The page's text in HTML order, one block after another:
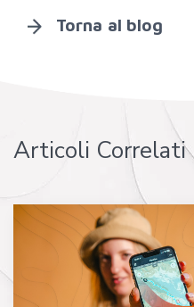
Torna al blog
Articoli Correlati